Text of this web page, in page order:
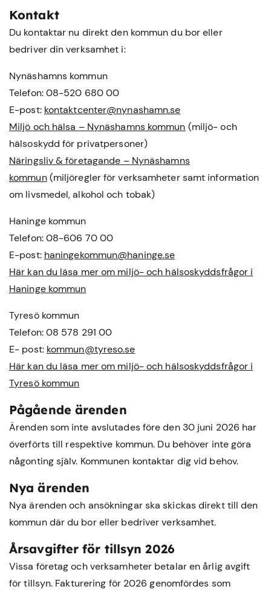
Kontakt
Du kontaktar nu direkt den kommun du bor eller
bedriver din verksamhet i:
Nynäshamns kommun
Telefon: 08-520 680 00
E-post: kontaktcenter@nynashamn.se
Miljö och hälsa – Nynäshamns kommun (miljö- och
hälsoskydd för privatpersoner)
Näringsliv & företagande – Nynäshamns
kommun(miljöregler för verksamheter samt information
om livsmedel, alkohol och tobak)
Haninge kommun
Telefon: 08-606 70 00
E-post: haningekommun@haninge.se
Här kan du läsa mer om miljö- och hälsoskyddsfrågor i
Haninge kommun
Tyresö kommun
Telefon: 08 578 291 00
E- post: kommun@tyreso.se
Här kan du läsa mer om miljö- och hälsoskyddsfrågor i
Tyresö kommun
Pågående ärenden
Ärenden som inte avslutades före den 30 juni 2026 har
överförts till respektive kommun. Du behöver inte göra
någonting själv. Kommunen kontaktar dig vid behov.
Nya ärenden
Nya ärenden och ansökningar ska skickas direkt till den
kommun där du bor eller bedriver verksamhet.
Årsavgifter för tillsyn 2026
Vissa företag och verksamheter betalar en årlig avgift
för tillsyn. Fakturering för 2026 genomfördes som